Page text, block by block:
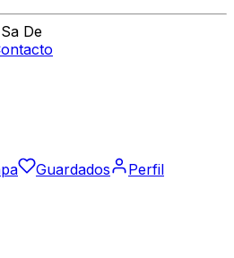
De
Guardados
Perfil